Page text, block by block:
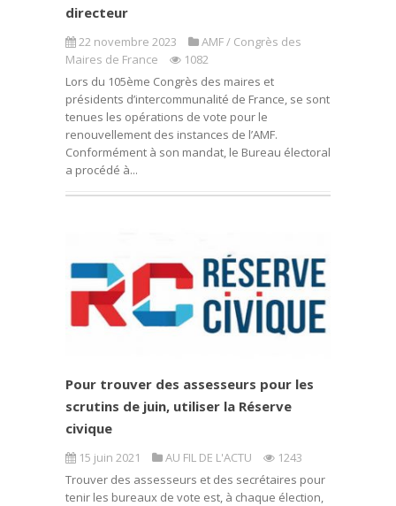
directeur
22 novembre 2023
AMF / Congrès des
Maires de France
1082
Lors du 105ème Congrès des maires et
présidents d’intercommunalité de France, se sont
tenues les opérations de vote pour le
renouvellement des instances de l’AMF.
Conformément à son mandat, le Bureau électoral
a procédé à...
Pour trouver des assesseurs pour les
scrutins de juin, utiliser la Réserve
civique
15 juin 2021 AU FIL DE L'ACTU
1243
Trouver des assesseurs et des secrétaires pour
tenir les bureaux de vote est, à chaque élection,